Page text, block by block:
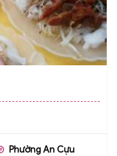
Phường An Cựu